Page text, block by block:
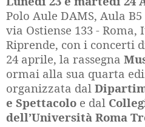
Polo Aule DAMS, Aula B5
via Ostiense 133 - Roma,
Riprende, con i concerti
24 aprile, la rassegna
ormai alla sua quarta
organizzata dal
e Spettacolo e dal
dell’Università Roma